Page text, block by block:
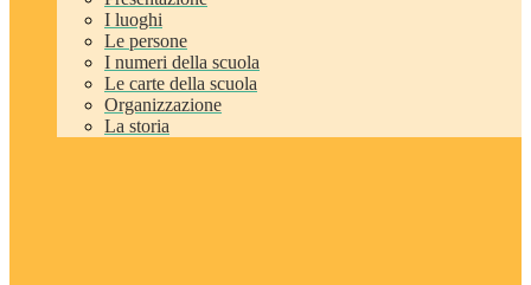
I luoghi
Le persone
I numeri della scuola
Le carte della scuola
Organizzazione
La storia